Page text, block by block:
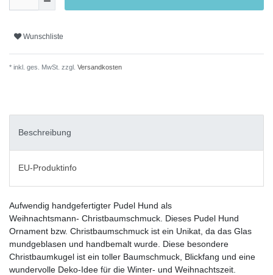
Wunschliste
* inkl. ges. MwSt. zzgl. Versandkosten
Beschreibung
EU-Produktinfo
Aufwendig handgefertigter Pudel Hund als
Weihnachtsmann- Christbaumschmuck. Dieses Pudel Hund
Ornament bzw. Christbaumschmuck ist ein Unikat, da das Glas
mundgeblasen und handbemalt wurde. Diese besondere
Christbaumkugel ist ein toller Baumschmuck, Blickfang und eine
wundervolle Deko-Idee für die Winter- und Weihnachtszeit.